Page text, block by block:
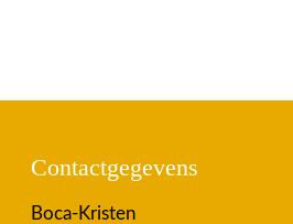
Contactgegevens
Boca-Kristen